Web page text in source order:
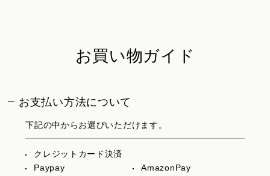
お買い物ガイド
お支払い方法について
下記の中からお選びいただけます。
クレジットカード決済
Paypay
AmazonPay